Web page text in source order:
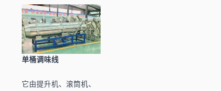
单桶调味线
它由提升机、滚筒机、